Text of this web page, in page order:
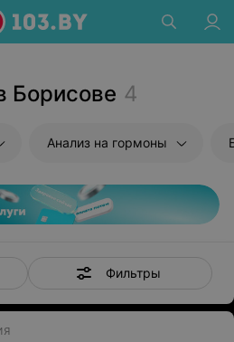
Борисове 4
Анализ на гормоны
Фильтры